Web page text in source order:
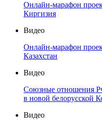
Онлайн-марафон
Киргизия
Видео
Онлайн-марафон
Казахстан
Видео
Союзные отношения
в новой белорусской
Видео